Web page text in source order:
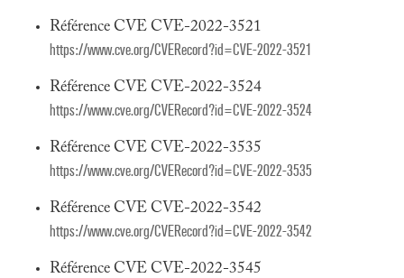
Référence CVE CVE-2022-3521
https://www.cve.org/CVERecord?id=CVE-2022-3521
Référence CVE CVE-2022-3524
https://www.cve.org/CVERecord?id=CVE-2022-3524
Référence CVE CVE-2022-3535
https://www.cve.org/CVERecord?id=CVE-2022-3535
Référence CVE CVE-2022-3542
https://www.cve.org/CVERecord?id=CVE-2022-3542
Référence CVE CVE-2022-3545